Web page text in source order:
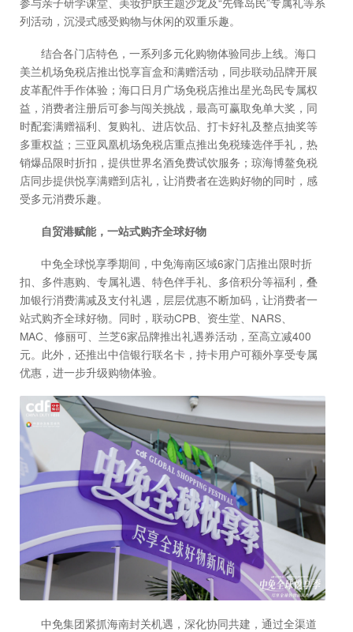
列活动，沉浸式感受购物与休闲的双重乐趣。
结合各门店特色，一系列多元化购物体验同步上线。海口
美兰机场免税店推出悦享盲盒和满赠活动，同步联动品牌开展
皮革配件手作体验；海口日月广场免税店推出星光岛民专属权
益，消费者注册后可参与闯关挑战，最高可赢取免单大奖，同
时配套满赠福利、复购礼、进店饮品、打卡好礼及整点抽奖等
多重权益；三亚凤凰机场免税店重点推出免税臻选伴手礼，热
销爆品限时折扣，提供世界名酒免费试饮服务；琼海博鳌免税
店同步提供悦享满赠到店礼，让消费者在选购好物的同时，感
受多元消费乐趣。
自贸港赋能，一站式购齐全球好物
中免全球悦享季期间，中免海南区域6家门店推出限时折
扣、多件惠购、专属礼遇、特色伴手礼、多倍积分等福利，叠
加银行消费满减及支付礼遇，层层优惠不断加码，让消费者一
站式购齐全球好物。同时，联动CPB、资生堂、NARS、
MAC、修丽可、兰芝6家品牌推出礼遇券活动，至高立减400
元。此外，还推出中信银行联名卡，持卡用户可额外享受专属
优惠，进一步升级购物体验。
中免集团紧抓海南封关机遇，深化协同共建，通过全渠道